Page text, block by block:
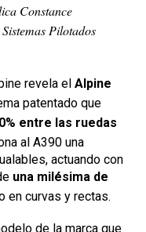
Constance
Pilotados
revela el Alpine
patentado que
entre las ruedas
al A390 una
actuando con
una milésima de
en curvas y rectas.
de la marca que